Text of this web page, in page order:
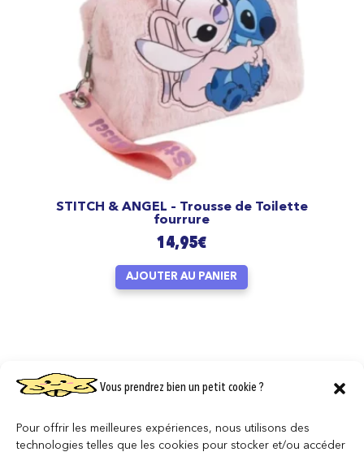
Vous prendrez bien un petit cookie ?
Pour offrir les meilleures expériences, nous utilisons des
technologies telles que les cookies pour stocker et/ou accéder
STITCH & ANGEL – Trousse de Toilette
fourrure
14,95€
AJOUTER AU PANIER